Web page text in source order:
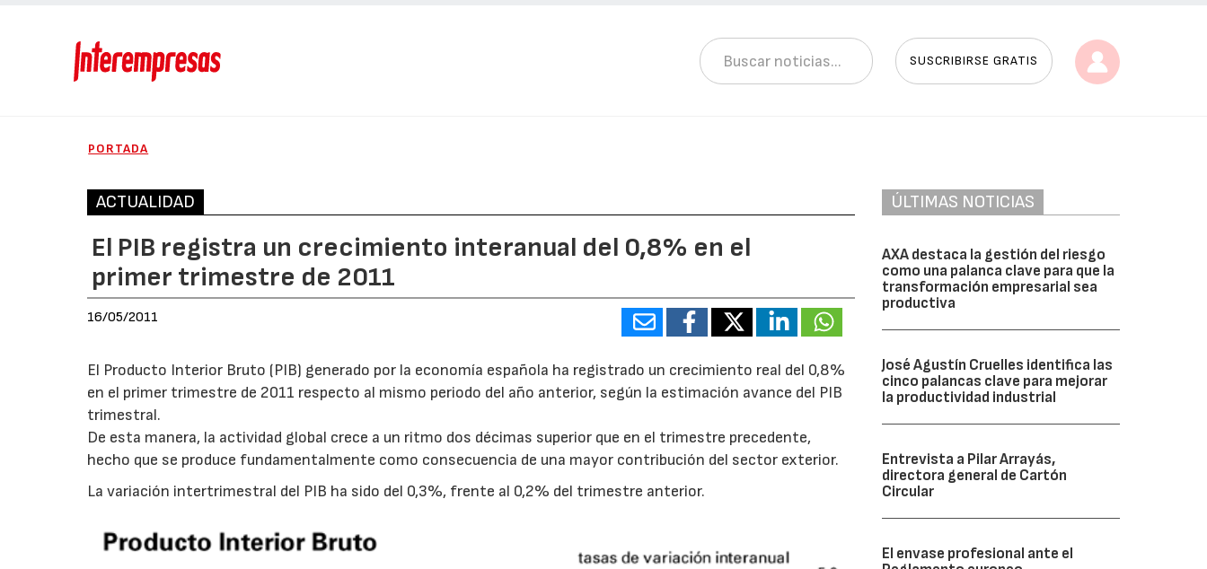
SUSCRIBIRSE GRATIS
PORTADA
ACTUALIDAD
El PIB registra un crecimiento interanual del 0,8% en el
primer trimestre de 2011
16/05/2011
El Producto Interior Bruto (PIB) generado por la economía española ha registrado un crecimiento real del 0,8%
en el primer trimestre de 2011 respecto al mismo periodo del año anterior, según la estimación avance del PIB
trimestral.
De esta manera, la actividad global crece a un ritmo dos décimas superior que en el trimestre precedente,
hecho que se produce fundamentalmente como consecuencia de una mayor contribución del sector exterior.
La variación intertrimestral del PIB ha sido del 0,3%, frente al 0,2% del trimestre anterior.
ÚLTIMAS NOTICIAS
AXA destaca la gestión del riesgo
como una palanca clave para que la
transformación empresarial sea
productiva
José Agustín Cruelles identifica las
cinco palancas clave para mejorar
la productividad industrial
Entrevista a Pilar Arrayás,
directora general de Cartón
Circular
El envase profesional ante el